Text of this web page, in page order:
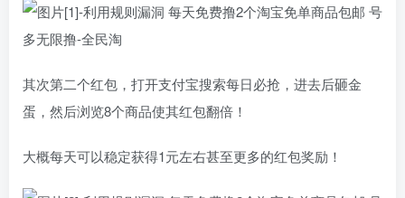
其次第二个红包，打开支付宝搜索每日必抢，进去后砸金
蛋，然后浏览8个商品使其红包翻倍！
大概每天可以稳定获得1元左右甚至更多的红包奖励！